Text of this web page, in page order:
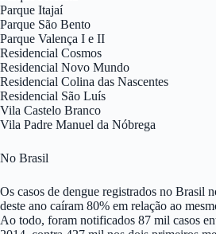
Parque Itajaí
Parque São Bento
Parque Valença I e II
Residencial Cosmos
Residencial Novo Mundo
Residencial Colina das Nascentes
Residencial São Luís
Vila Castelo Branco
Vila Padre Manuel da Nóbrega
No Brasil
Os casos de dengue registrados no Brasil
deste ano caíram 80% em relação ao
Ao todo, foram notificados 87 mil casos